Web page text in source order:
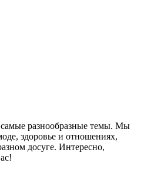
разнообразные темы. Мы
здоровье и отношениях,
досуге. Интересно,